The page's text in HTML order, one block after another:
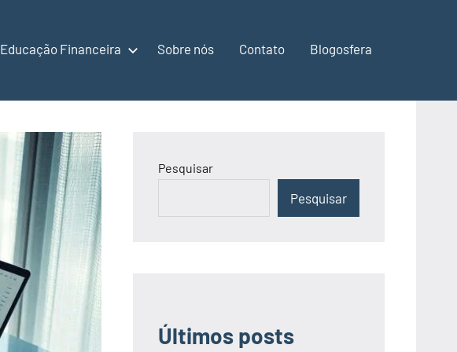
Educação Financeira Sobre nós Contato Blogosfera
Pesquisar
Pesquisar
Últimos posts